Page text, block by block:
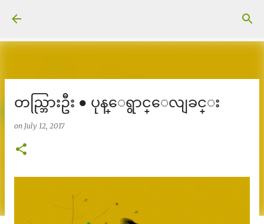
တည္ဘြားဦး ● ပုန္ေရွာင္ေလျခင္း
on July 12, 2017